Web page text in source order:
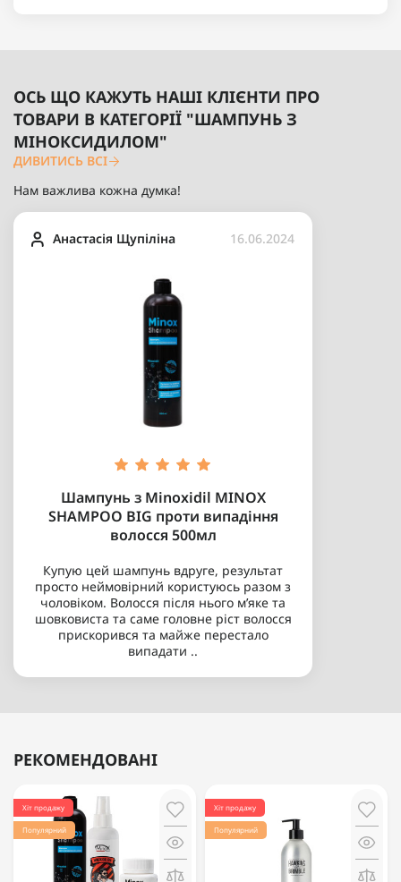
ОСЬ ЩО КАЖУТЬ НАШІ КЛІЄНТИ ПРО
ТОВАРИ В КАТЕГОРІЇ "ШАМПУНЬ З
МІНОКСИДИЛОМ"
ДИВИТИСЬ ВСІ
Нам важлива кожна думка!
Анастасія Щупіліна 16.06.2024
Шампунь з Minoxidil MINOX
SHAMPOO BIG проти випадіння
волосся 500мл
Купую цей шампунь вдруге, результат
просто неймовірний користуюсь разом з
чоловіком. Волосся після нього мʼяке та
шовковиста та саме головне ріст волосся
прискорився та майже перестало
випадати ..
РЕКОМЕНДОВАНІ
Хіт продажу
Популярний
Хіт продажу
Популярний